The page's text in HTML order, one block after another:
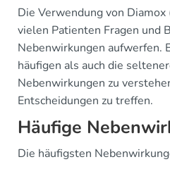
Die Verwendung von
vielen Patienten Fragen und
Nebenwirkungen aufwerfen.
häufigen als auch die
Nebenwirkungen zu
Entscheidungen zu treffen.
Häufige
Die häufigsten